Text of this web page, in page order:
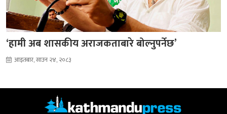
‘हामी अब शासकीय अराजकताबारे बोल्नुपर्नेछ’
आइतबार, साउन २४, २०८३